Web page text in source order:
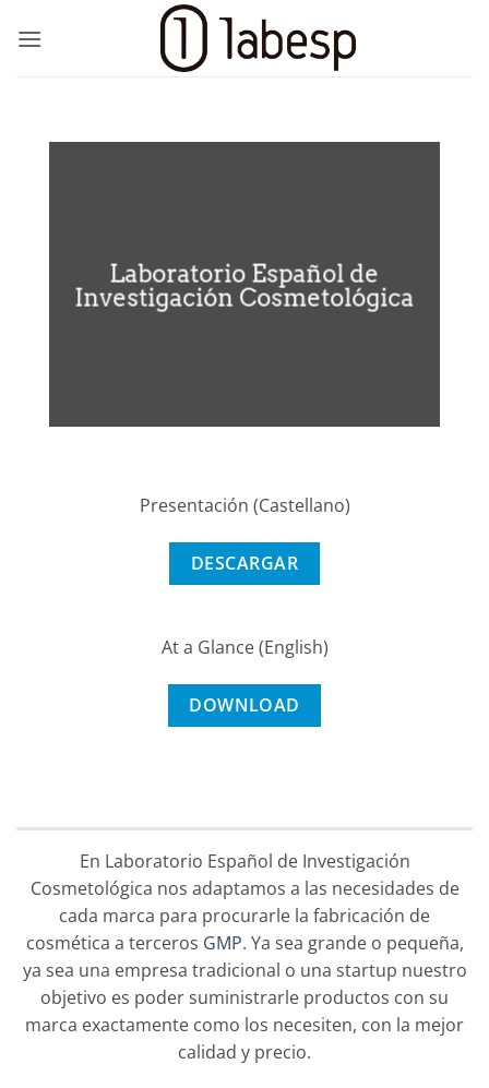
Laboratorio Español de
Investigación Cosmetológica
Presentación (Castellano)
DESCARGAR
At a Glance (English)
DOWNLOAD
En Laboratorio Español de Investigación
Cosmetológica nos adaptamos a las necesidades de
cada marca para procurarle la fabricación de
cosmética a terceros GMP. Ya sea grande o pequeña,
ya sea una empresa tradicional o una startup nuestro
objetivo es poder suministrarle productos con su
marca exactamente como los necesiten, con la mejor
calidad y precio.